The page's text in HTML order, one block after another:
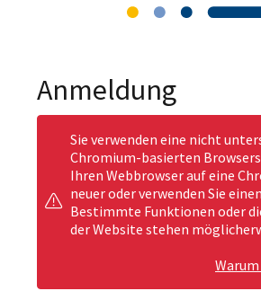
Anmeldung
Sie verwenden eine nicht
Chromium-basierten
Ihren Webbrowser auf eine
neuer oder verwenden Sie
Bestimmte Funktionen oder
der Website stehen